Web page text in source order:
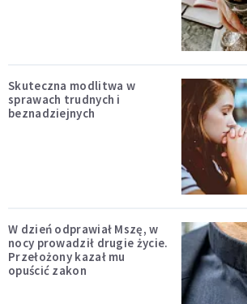
Skuteczna modlitwa w
sprawach trudnych i
beznadziejnych
W dzień odprawiał Mszę, w
nocy prowadził drugie życie.
Przełożony kazał mu
opuścić zakon